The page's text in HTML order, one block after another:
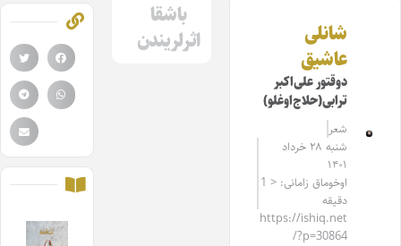
شانلی
عاشیق
دوقتور علی‌اکبر
ترابی(حلاج‌اوغلو)
شعر
شنبه ۲۸ خرداد
۱۴۰۱
اوخوماق زامانی: < 1
دقیقه
https://ishiq.net
/?p=30864
باشقا
اثرلریندن